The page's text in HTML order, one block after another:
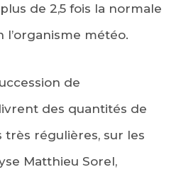
de 2,5 fois la normale
l’organisme météo.
de
des quantités de
très régulières, sur les
Matthieu Sorel,